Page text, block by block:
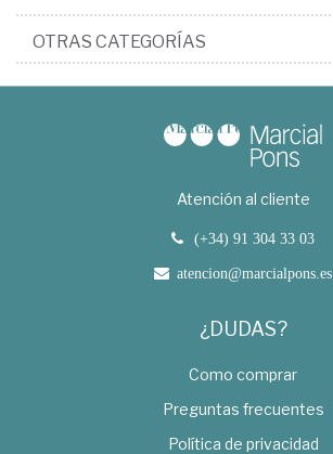
OTRAS CATEGORÍAS
Atención al cliente
(+34) 91 304 33 03
atencion@marcialpons.es
¿DUDAS?
Como comprar
Preguntas frecuentes
Política de privacidad